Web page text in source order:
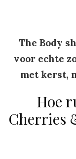
The Body
voor echte
met kerst,
Hoe
Cherries